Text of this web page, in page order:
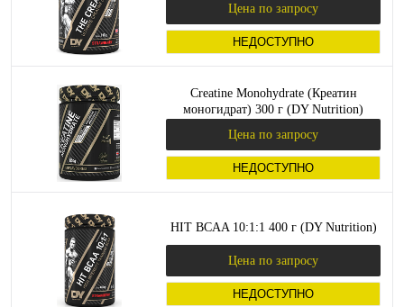
Цена по запросу
НЕДОСТУПНО
Creatine Monohydrate (Креатин
моногидрат) 300 г (DY Nutrition)
Цена по запросу
НЕДОСТУПНО
HIT BCAA 10:1:1 400 г (DY Nutrition)
Цена по запросу
НЕДОСТУПНО